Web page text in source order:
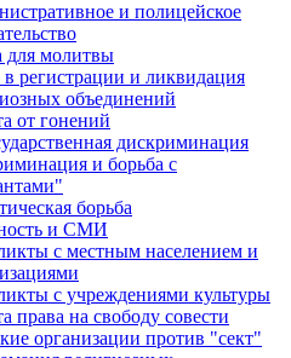
и полицейское
для молитвы
в регистрации и ликвидация
объединений
от гонений
дискриминация
и борьба с
борьба
и СМИ
с местным населением и
с учреждениями культуры
права на свободу совести
организации против "сект"